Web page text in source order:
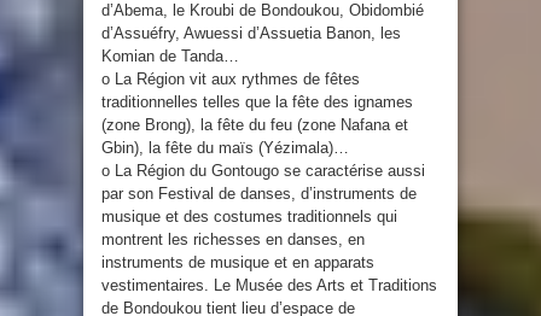
d’Abema, le Kroubi de Bondoukou, Obidombié
d’Assuéfry, Awuessi d’Assuetia Banon, les
Komian de Tanda…
o La Région vit aux rythmes de fêtes
traditionnelles telles que la fête des ignames
(zone Brong), la fête du feu (zone Nafana et
Gbin), la fête du maïs (Yézimala)…
o La Région du Gontougo se caractérise aussi
par son Festival de danses, d’instruments de
musique et des costumes traditionnels qui
montrent les richesses en danses, en
instruments de musique et en apparats
vestimentaires. Le Musée des Arts et Traditions
de Bondoukou tient lieu d’espace de